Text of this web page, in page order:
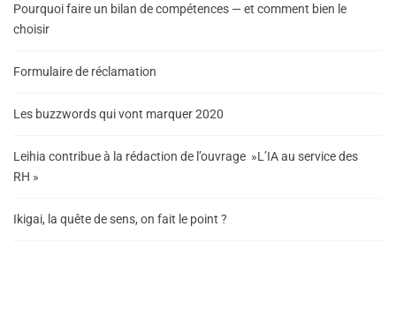
Pourquoi faire un bilan de compétences — et comment bien le
choisir
Formulaire de réclamation
Les buzzwords qui vont marquer 2020
Leihia contribue à la rédaction de l’ouvrage »L’IA au service des
RH »
Ikigai, la quête de sens, on fait le point ?